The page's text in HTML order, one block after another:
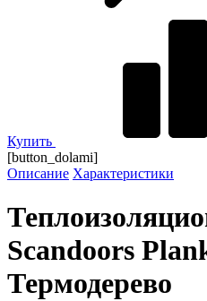
Купить
[button_dolami]
Описание Характеристики
Scandoors
Термодерево